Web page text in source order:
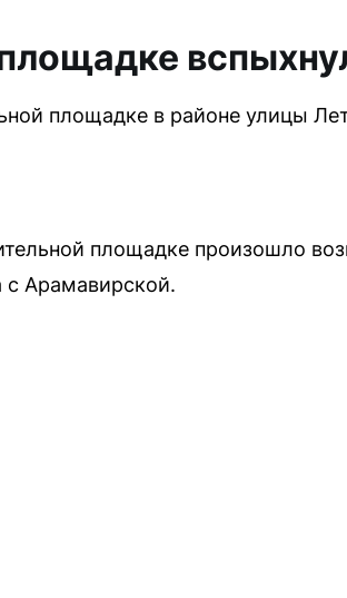
площадке в районе улицы
площадке произошло
с Арамавирской.